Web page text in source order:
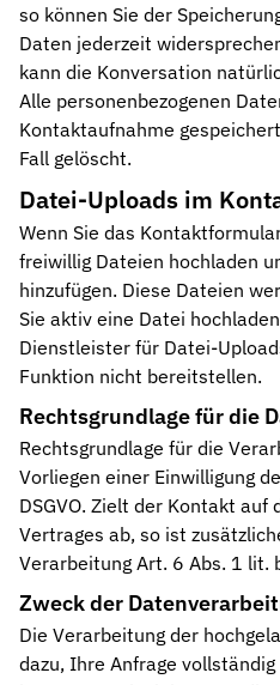
so können Sie der
Daten jederzeit
kann die Konversation
Alle personenbezogenen
Kontaktaufnahme
Fall gelöscht.
Datei-Uploads im
Wenn Sie das
freiwillig Dateien hochladen
hinzufügen. Diese Dateien
Sie aktiv eine Datei
Dienstleister für Datei-
Funktion nicht bereitstellen.
Rechtsgrundlage für die
Rechtsgrundlage für die
Vorliegen einer Einwilligung
DSGVO. Zielt der Kontakt auf
Vertrages ab, so ist
Verarbeitung Art. 6 Abs. 1 lit.
Zweck der
Die Verarbeitung der
dazu, Ihre Anfrage